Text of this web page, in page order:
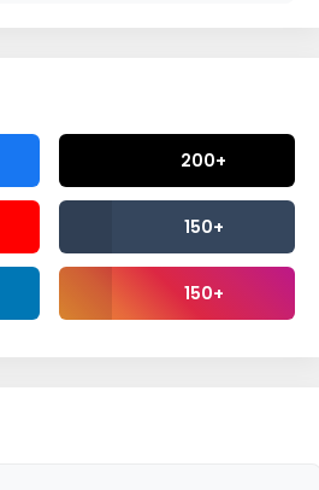
200+
150+
150+